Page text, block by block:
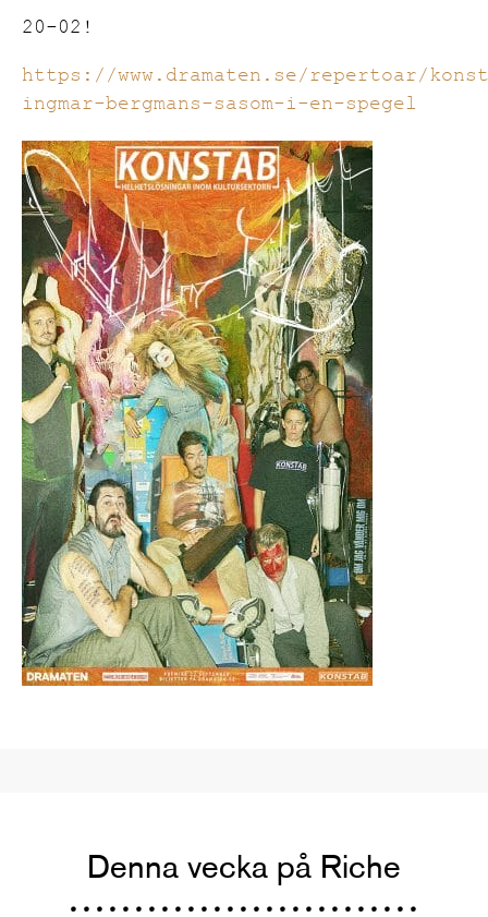
20-02!
https://www.dramaten.se/repertoar/
ingmar-bergmans-sasom-i-en-spegel
Denna vecka på Riche